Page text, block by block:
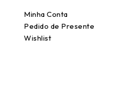
Minha Conta
Pedido de Presente
Wishlist